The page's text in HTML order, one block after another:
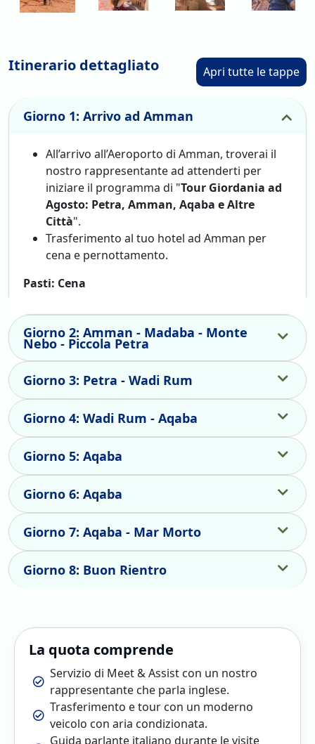
Itinerario dettagliato Apri tutte le tappe
Giorno 1: Arrivo ad Amman
All’arrivo all’Aeroporto di Amman, troverai il
nostro rappresentante ad attenderti per
iniziare il programma di "Tour Giordania ad
Agosto: Petra, Amman, Aqaba e Altre
Città".
Trasferimento al tuo hotel ad Amman per
cena e pernottamento.
Pasti: Cena
Giorno 2: Amman - Madaba - Monte
Nebo - Piccola Petra
Giorno 3: Petra - Wadi Rum
Giorno 4: Wadi Rum - Aqaba
Giorno 5: Aqaba
Giorno 6: Aqaba
Giorno 7: Aqaba - Mar Morto
Giorno 8: Buon Rientro
La quota comprende
Servizio di Meet & Assist con un nostro
rappresentante che parla inglese.
Trasferimento e tour con un moderno
veicolo con aria condizionata.
Guida parlante italiano durante le visite